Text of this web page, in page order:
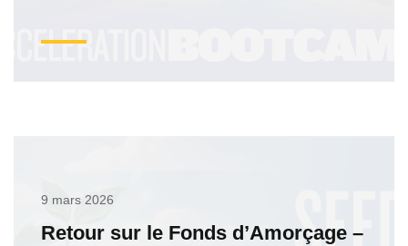
9 mars 2026
Retour sur le Fonds d’Amorçage –